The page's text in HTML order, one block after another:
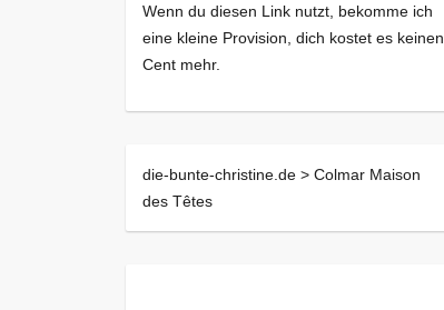
Wenn du diesen Link nutzt, bekomme ich
eine kleine Provision, dich kostet es keinen
Cent mehr.
die-bunte-christine.de > Colmar Maison
des Têtes